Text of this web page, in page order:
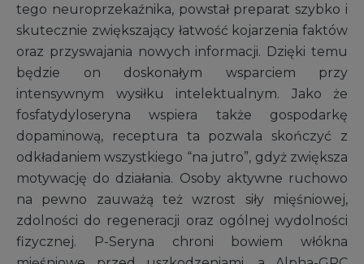
tego neuroprzekaźnika, powstał preparat szybko i
skutecznie zwiększający łatwość kojarzenia faktów
oraz przyswajania nowych informacji. Dzięki temu
będzie on doskonałym wsparciem przy
intensywnym wysiłku intelektualnym. Jako że
fosfatydyloseryna wspiera także gospodarkę
dopaminową, receptura ta pozwala skończyć z
odkładaniem wszystkiego “na jutro”, gdyż zwiększa
motywację do działania. Osoby aktywne ruchowo
na pewno zauważą też wzrost siły mięśniowej,
zdolności do regeneracji oraz ogólnej wydolności
fizycznej. P-Seryna chroni bowiem włókna